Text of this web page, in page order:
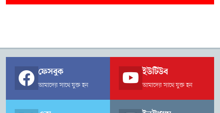
ফেসবুক
আমাদের সাথে যুক্ত হন
ইউটিউব
আমাদের সাথে যুক্ত হন